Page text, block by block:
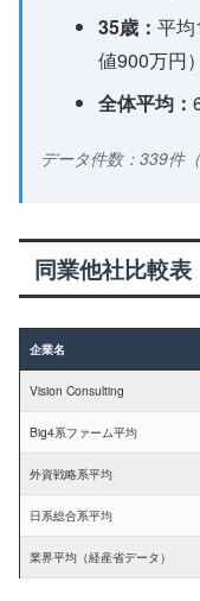
35歳：平
値900万円）
全体平均：
データ件数：339件
同業他社比較表
企業名
Vision Consulting
Big4系ファーム平均
外資戦略系平均
日系総合系平均
業界平均（経産省データ）